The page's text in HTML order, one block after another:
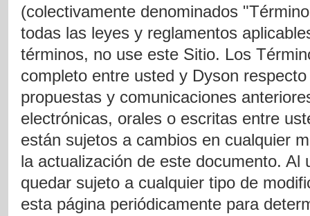
(colectivamente denominados
todas las leyes y reglamentos
términos, no use este Sitio. Los
completo entre usted y Dyson
propuestas y comunicaciones
electrónicas, orales o escritas entre
están sujetos a cambios en cualquier
la actualización de este documento.
quedar sujeto a cualquier tipo de
esta página periódicamente para